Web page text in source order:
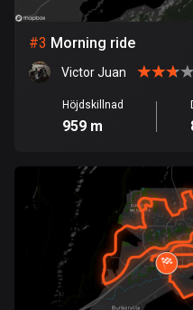
Bolivia
99 rutter
Bosnien och
347 rutter
Brasilien
7529 rutter
Brunei
113 rutter
#3 Morning ride
Victor Juan
Höjdskillnad
959 m